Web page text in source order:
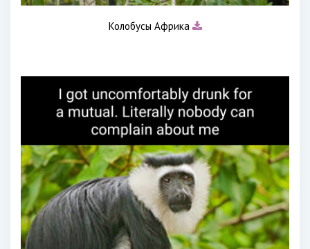
Колобусы Африка